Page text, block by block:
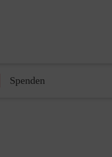
Spenden